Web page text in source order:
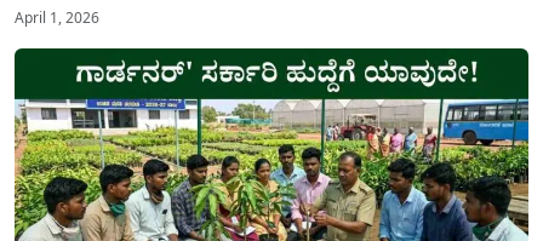
April 1, 2026